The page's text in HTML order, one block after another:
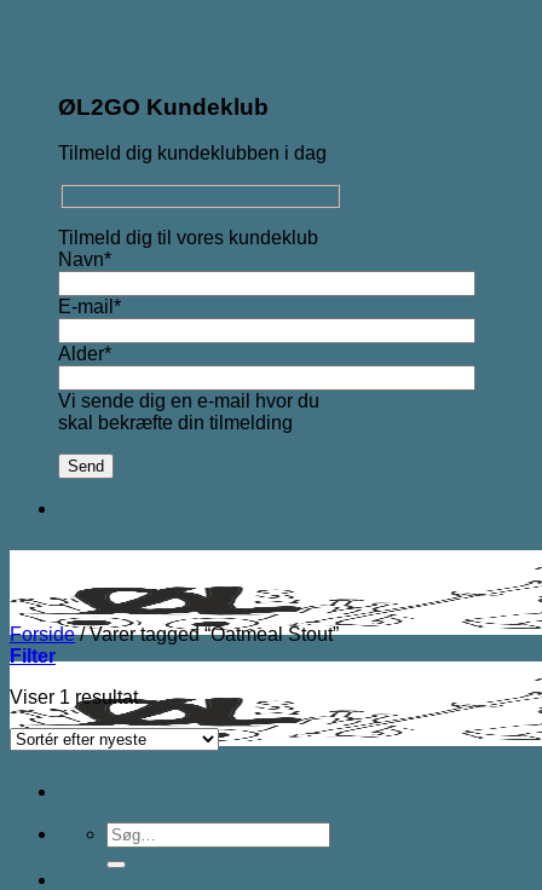
ØL2GO Kundeklub
Tilmeld dig kundeklubben i dag
Tilmeld dig til vores kundeklub
Navn*
E-mail*
Alder*
Vi sende dig en e-mail hvor du
skal bekræfte din tilmelding
Søg
efter:
Forside /Varer tagged “Oatmeal Stout”
Filter
Viser 1 resultat